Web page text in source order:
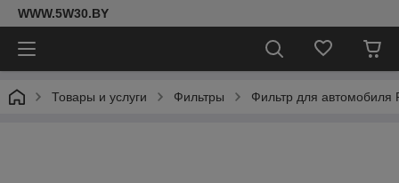
WWW.5W30.BY
Товары и услуги Фильтры Фильтр для автомобиля